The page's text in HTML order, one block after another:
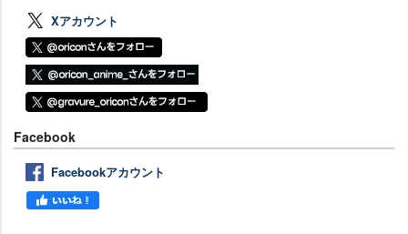
Xアカウント
Facebook
Facebookアカウント